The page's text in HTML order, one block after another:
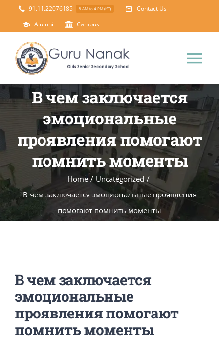
91.11.22076185 8 AM to 4 PM (IST)
Contact Us
Alumni
Campus
Home
Principal’s Desk
Academics
Science Lab
Library
Mandatory Disclosure
Annual Calendar
SMC Members
Recognition Certificate
Mandatory Disclosure pdf
В чем заключается
эмоциональные
проявления помогают
помнить моменты
Home / Uncategorized /
В чем заключается эмоциональные проявления
помогают помнить моменты
В чем заключается
эмоциональные
проявления помогают
помнить моменты